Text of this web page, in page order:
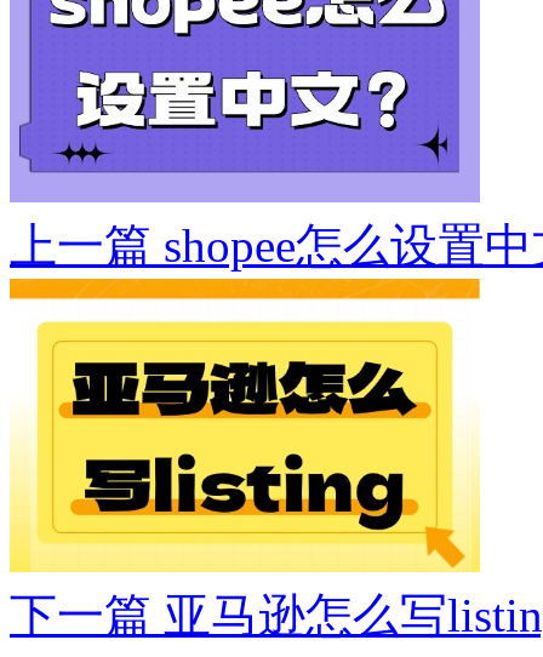
上一篇 shopee怎么设置
下一篇 亚马逊怎么写